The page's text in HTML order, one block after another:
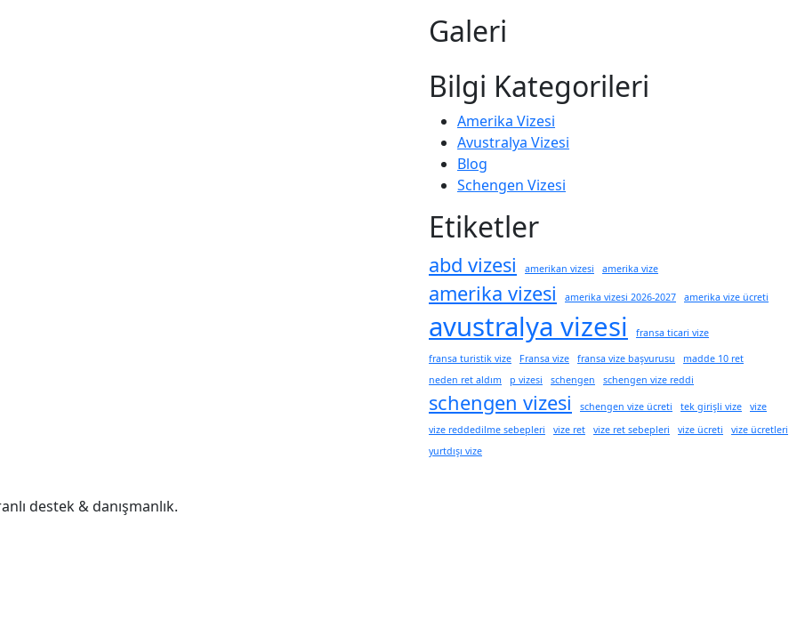
Galeri
Bilgi Kategorileri
Amerika Vizesi
Avustralya Vizesi
Blog
Schengen Vizesi
Etiketler
abd vizesi amerikan vizesi amerika vize
amerika vizesi amerika vizesi 2026-2027 amerika vize ücreti
avustralya vizesi fransa ticari vize
fransa turistik vize Fransa vize fransa vize başvurusu
madde 10 ret
neden ret aldım
p vizesi schengen schengen vize reddi
schengen vizesi schengen vize ücreti tek girişli vize
vize
vize reddedilme sebepleri
vize ret vize ret sebepleri vize ücreti
vize ücretleri
yurtdışı vize
destek & danışmanlık.